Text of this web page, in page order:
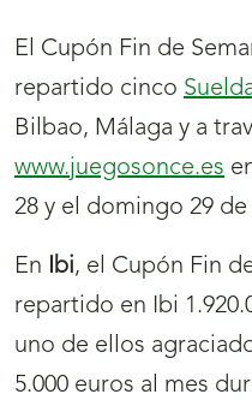
El Cupón Fin de
repartido cinco
Bilbao, Málaga y a
www.juegosonce.es
28 y el domingo 29
En Ibi, el Cupón Fin
repartido en Ibi
uno de ellos
5.000 euros al mes